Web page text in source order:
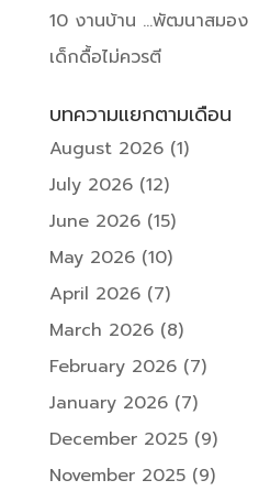
10 งานบ้าน …พัฒนาสมอง
เด็กดื้อไม่ควรตี
บทความแยกตามเดือน
August 2026(1)
July 2026(12)
June 2026(15)
May 2026(10)
April 2026(7)
March 2026(8)
February 2026(7)
January 2026(7)
December 2025(9)
November 2025(9)